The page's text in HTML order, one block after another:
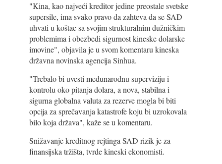
"Kina, kao najveći kreditor jedine preostale svetske
supersile, ima svako pravo da zahteva da se SAD
uhvati u koštac sa svojim strukturalnim dužničkim
problemima i obezbedi sigurnost kineske dolarske
imovine", objavila je u svom komentaru kineska
državna novinska agencija Sinhua.
"Trebalo bi uvesti međunarodnu superviziju i
kontrolu oko pitanja dolara, a nova, stabilna i
sigurna globalna valuta za rezerve mogla bi biti
opcija za sprečavanja katastrofe koju bi uzrokovala
bilo koja država", kaže se u komentaru.
Snižavanje kreditnog rejtinga SAD rizik je za
finansijska tržišta, tvrde kineski ekonomisti.